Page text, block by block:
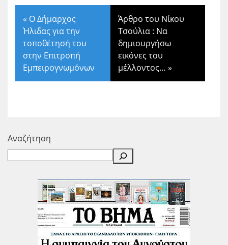
« Ο Δήμαρχος
Ήλιδας για την
τοποθέτησή του
στην Επιτροπή
Εμπειρογνωμόνων
Άρθρο του Νίκου
Τσούλια : Να
δημιουργήσω
εικόνες του
μέλλοντος… »
Αναζήτηση